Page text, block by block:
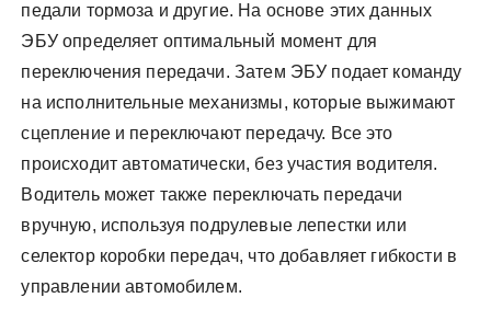
педали тормоза и другие. На основе этих данных
ЭБУ определяет оптимальный момент для
переключения передачи. Затем ЭБУ подает команду
на исполнительные механизмы, которые выжимают
сцепление и переключают передачу. Все это
происходит автоматически, без участия водителя.
Водитель может также переключать передачи
вручную, используя подрулевые лепестки или
селектор коробки передач, что добавляет гибкости в
управлении автомобилем.